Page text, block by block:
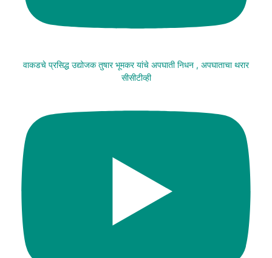
वाकडचे प्रसिद्ध उद्योजक तुषार भूमकर यांचे अपघाती निधन , अपघाताचा थरार
सीसीटीव्ही